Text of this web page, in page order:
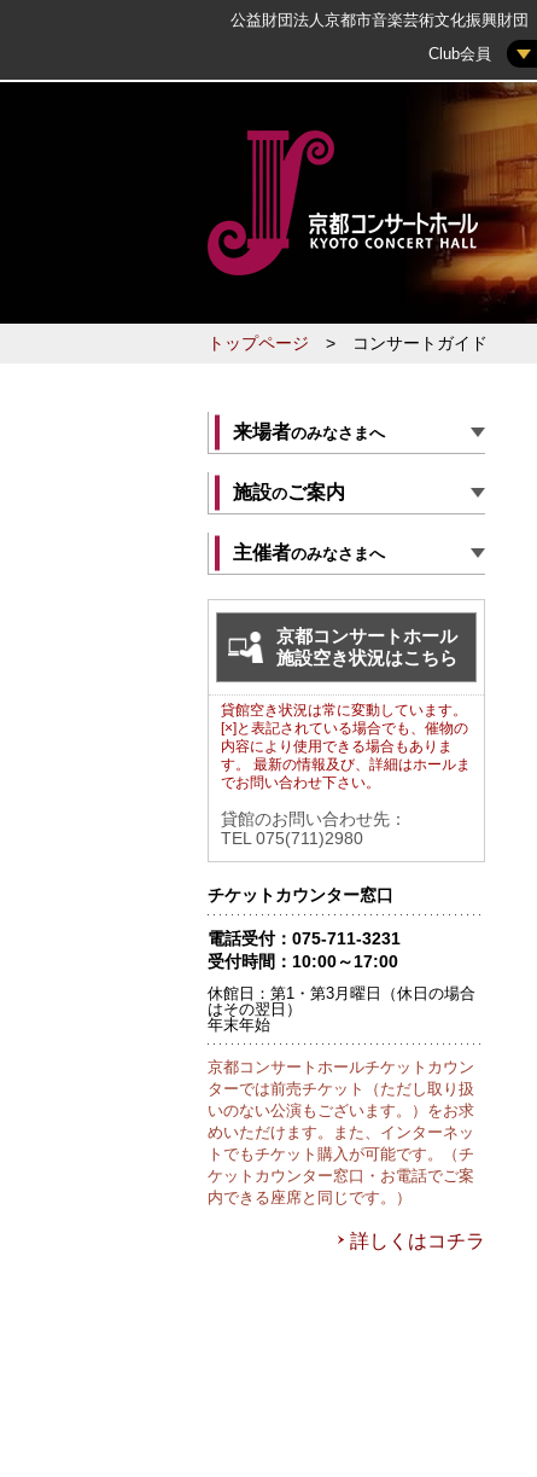
公益財団法人京都市音楽芸術文化振興財団
Club会員
トップページ > コンサートガイド
来場者のみなさまへ
施設のご案内
主催者のみなさまへ
京都コンサートホール
施設空き状況はこちら
貸館空き状況は常に変動しています。
[×]と表記されている場合でも、催物の
内容により使用できる場合もありま
す。 最新の情報及び、詳細はホールま
でお問い合わせ下さい。
貸館のお問い合わせ先：
TEL 075(711)2980
チケットカウンター窓口
電話受付：075-711-3231
受付時間：10:00～17:00
休館日：第1・第3月曜日（休日の場合
はその翌日）
年末年始
京都コンサートホールチケットカウン
ターでは前売チケット（ただし取り扱
いのない公演もございます。）をお求
めいただけます。また、インターネッ
トでもチケット購入が可能です。（チ
ケットカウンター窓口・お電話でご案
内できる座席と同じです。）
詳しくはコチラ